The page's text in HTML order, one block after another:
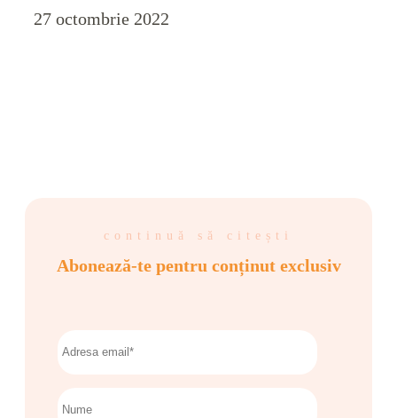
27 octombrie 2022
continuă să citești
Abonează-te pentru conținut exclusiv